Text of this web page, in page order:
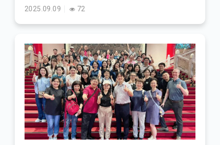
2025.09.09 72